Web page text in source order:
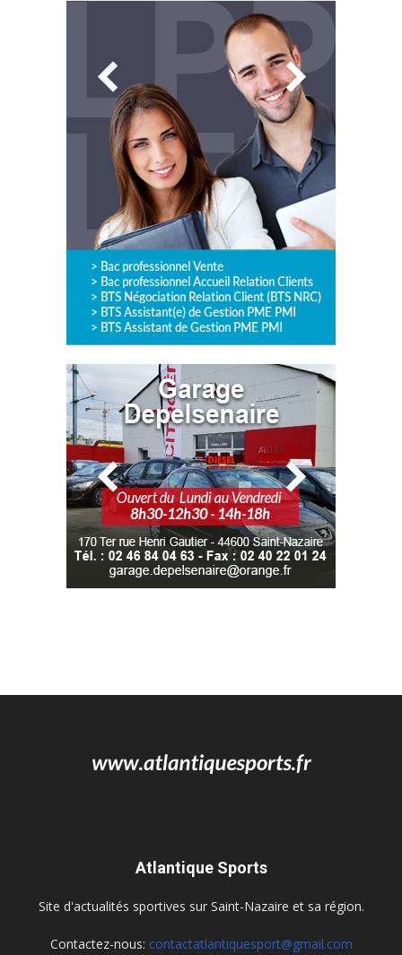
Atlantique Sports
Site d'actualités sportives sur Saint-Nazaire et sa région.
Contactez-nous: contactatlantiquesport@gmail.com